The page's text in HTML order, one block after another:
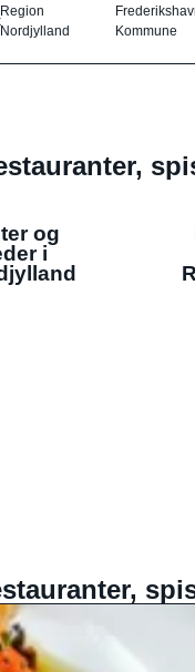
Region
Nordjylland
Kommune
og
i